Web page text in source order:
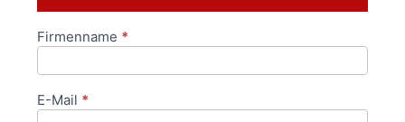
Anfrageformular
Firmenname *
E-Mail *